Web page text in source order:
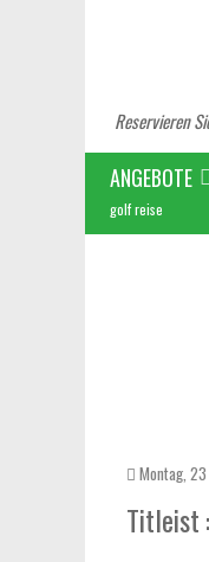
Reservieren
ANGEBOTE
golf reise
Montag,
Titleist